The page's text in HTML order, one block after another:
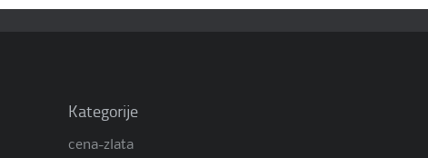
Kategorije
cena-zlata